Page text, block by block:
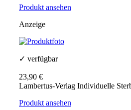
Produkt ansehen
Anzeige
✓ verfügbar
23,90 €
Lambertus-Verlag Individuelle
Produkt ansehen